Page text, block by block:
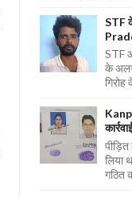
STF
STF
के
लिया
गठित